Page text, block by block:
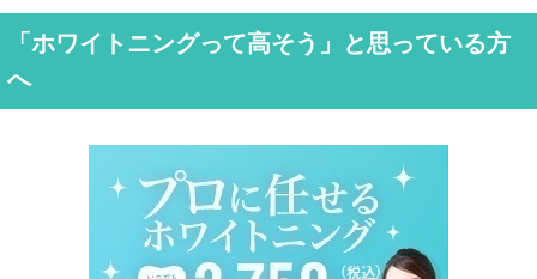
「ホワイトニングって高そう」と思っている方
へ